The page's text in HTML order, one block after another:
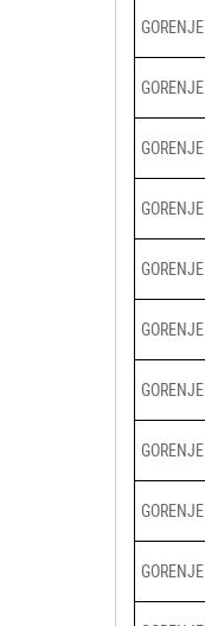
GORENJE
GORENJE
GORENJE
GORENJE
GORENJE
GORENJE
GORENJE
GORENJE
GORENJE
GORENJE